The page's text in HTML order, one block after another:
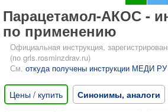
Парацетамол-АКОС -
по применению
Официальная инструкция,
(по grls.rosminzdrav.ru)
См. откуда получены инструкции МЕДИ РУ
Цены / купить Синонимы, аналоги